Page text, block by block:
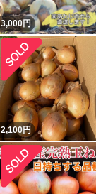
3,000円
2,100円